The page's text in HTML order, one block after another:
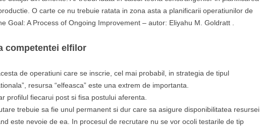
O carte ce nu trebuie ratata in zona asta a planificarii operatiunilor de
Goal: A Process of Ongoing Improvement – autor: Eliyahu M. Goldratt .
competentei elfilor
de operatiuni care se inscrie, cel mai probabil, in strategia de tipul
resursa “elfeasca” este una extrem de importanta.
profilul fiecarui post si fisa postului aferenta.
trebuie sa fie unul permanent si dur care sa asigure disponibilitatea resursei
este nevoie de ea. In procesul de recrutare nu se vor ocoli testarile de tip